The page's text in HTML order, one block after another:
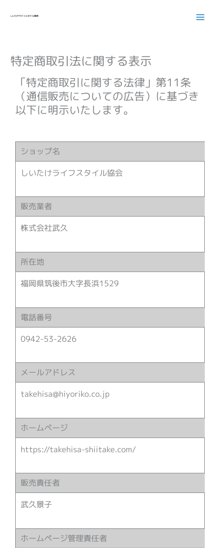
特定商取引法に関する表示
「特定商取引に関する法律」第11条
（通信販売についての広告）に基づき
以下に明示いたします。
ショップ名
しいたけライフスタイル協会
販売業者
株式会社武久
所在地
福岡県筑後市大字長浜1529
電話番号
0942-53-2626
メールアドレス
takehisa@hiyoriko.co.jp
ホームページ
https://takehisa-shiitake.com/
販売責任者
武久景子
ホームページ管理責任者